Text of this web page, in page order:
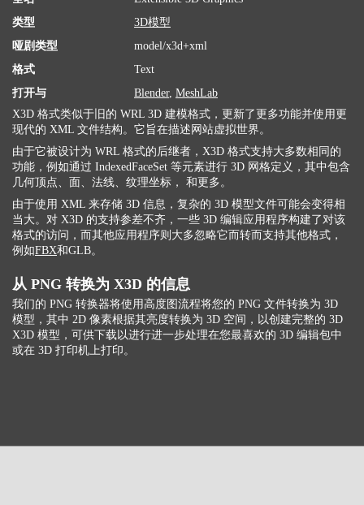
类型
3D模型
哑剧类型
model/x3d+xml
格式
Text
打开与
Blender, MeshLab
X3D 格式类似于旧的 WRL 3D 建模格式，更新了更多功能并使用更
现代的 XML 文件结构。它旨在描述网站虚拟世界。
由于它被设计为 WRL 格式的后继者，X3D 格式支持大多数相同的
功能，例如通过 IndexedFaceSet 等元素进行 3D 网格定义，其中包含
几何顶点、面、法线、纹理坐标， 和更多。
由于使用 XML 来存储 3D 信息，复杂的 3D 模型文件可能会变得相
当大。对 X3D 的支持参差不齐，一些 3D 编辑应用程序构建了对该
格式的访问，而其他应用程序则大多忽略它而转而支持其他格式，
例如FBX和GLB。
从 PNG 转换为 X3D 的信息
我们的 PNG 转换器将使用高度图流程将您的 PNG 文件转换为 3D
模型，其中 2D 像素根据其亮度转换为 3D 空间，以创建完整的 3D
X3D 模型，可供下载以进行进一步处理在您最喜欢的 3D 编辑包中
或在 3D 打印机上打印。